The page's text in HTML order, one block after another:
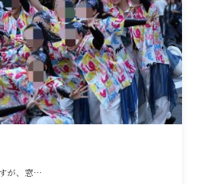
が、窓…